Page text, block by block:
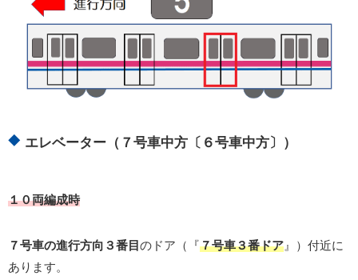
エレベーター（７号車中方〔６号車中方〕）
１０両編成時
７号車の進行方向３番目 のドア（『７号車３番ドア』）付近に
あります。